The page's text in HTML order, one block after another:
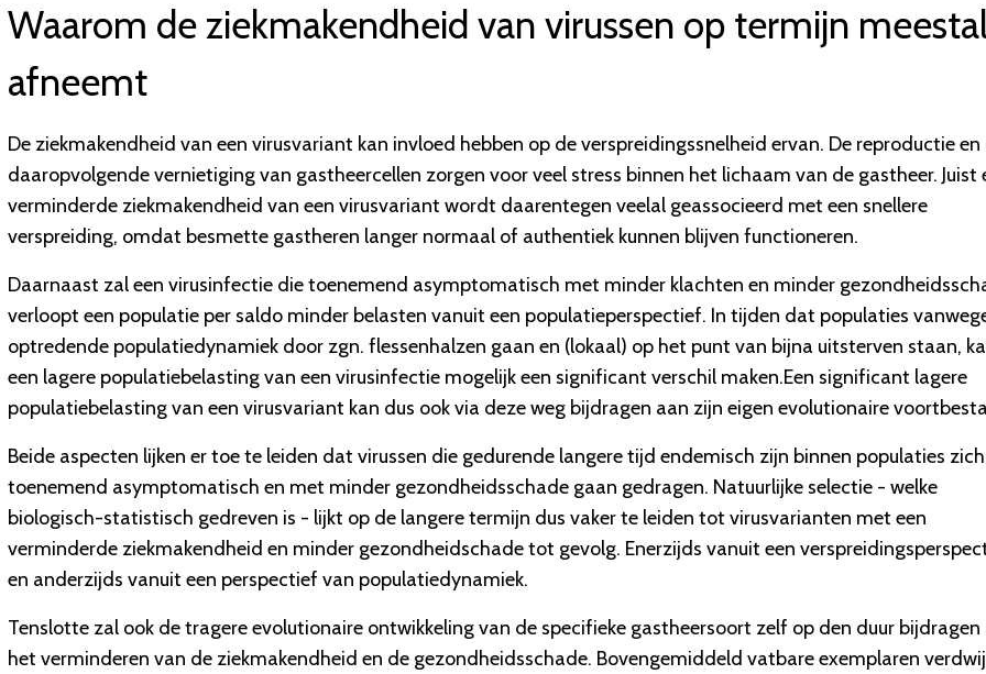
Waarom de ziekmakendheid van virussen op termijn
afneemt
De ziekmakendheid van een virusvariant kan invloed hebben op de verspreidingssnelheid ervan. De reproductie en
daaropvolgende vernietiging van gastheercellen zorgen voor veel stress binnen het lichaam van de gastheer. Juist
verminderde ziekmakendheid van een virusvariant wordt daarentegen veelal geassocieerd met een snellere
verspreiding, omdat besmette gastheren langer normaal of authentiek kunnen blijven functioneren.
Daarnaast zal een virusinfectie die toenemend asymptomatisch met minder klachten en minder
verloopt een populatie per saldo minder belasten vanuit een populatieperspectief. In tijden dat populaties
optredende populatiedynamiek door zgn. flessenhalzen gaan en (lokaal) op het punt van bijna uitsterven staan,
een lagere populatiebelasting van een virusinfectie mogelijk een significant verschil maken.Een significant lagere
populatiebelasting van een virusvariant kan dus ook via deze weg bijdragen aan zijn eigen evolutionaire
Beide aspecten lijken er toe te leiden dat virussen die gedurende langere tijd endemisch zijn binnen populaties zich
toenemend asymptomatisch en met minder gezondheidsschade gaan gedragen. Natuurlijke selectie - welke
biologisch-statistisch gedreven is - lijkt op de langere termijn dus vaker te leiden tot virusvarianten met een
verminderde ziekmakendheid en minder gezondheidschade tot gevolg. Enerzijds vanuit een
en anderzijds vanuit een perspectief van populatiedynamiek.
Tenslotte zal ook de tragere evolutionaire ontwikkeling van de specifieke gastheersoort zelf op den duur bijdragen
het verminderen van de ziekmakendheid en de gezondheidsschade. Bovengemiddeld vatbare exemplaren